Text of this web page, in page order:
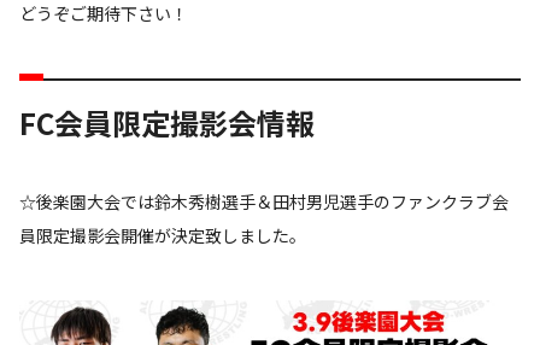
どうぞご期待下さい！
FC会員限定撮影会情報
☆後楽園大会では鈴木秀樹選手＆田村男児選手のファンクラブ会
員限定撮影会開催が決定致しました。